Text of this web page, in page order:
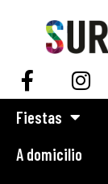
contenido
Fiestas
A domicilio